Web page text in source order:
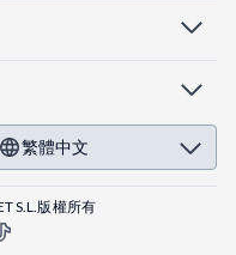
繁體中文
S.L.版權所有